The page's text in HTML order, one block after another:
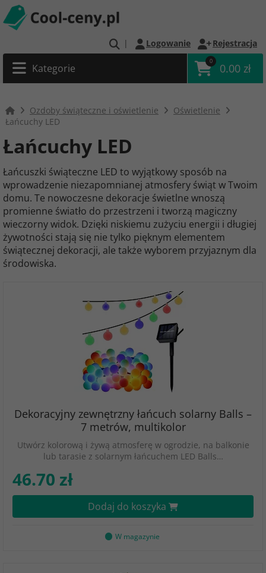
| Logowanie Rejestracja
Kategorie
0
0.00 zł
Ozdoby świąteczne i oświetlenie
Oświetlenie
Łańcuchy LED
Łańcuchy LED
Łańcuszki świąteczne LED to wyjątkowy sposób na
wprowadzenie niezapomnianej atmosfery świąt w Twoim
domu. Te nowoczesne dekoracje świetlne wnoszą
promienne światło do przestrzeni i tworzą magiczny
wieczorny widok. Dzięki niskiemu zużyciu energii i długiej
żywotności stają się nie tylko pięknym elementem
świątecznej dekoracji, ale także wyborem przyjaznym dla
środowiska.
Dekoracyjny zewnętrzny łańcuch solarny Balls –
7 metrów, multikolor
Utwórz kolorową i żywą atmosferę w ogrodzie, na balkonie
lub tarasie z solarnym łańcuchem LED Balls…
46.70 zł
Dodaj do koszyka
W magazynie